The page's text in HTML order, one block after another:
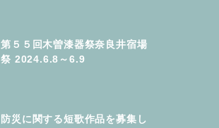
第５５回木曽漆器祭奈良井宿場
祭 2024.6.8～6.9
防災に関する短歌作品を募集し